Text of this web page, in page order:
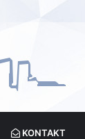
KONTAKT